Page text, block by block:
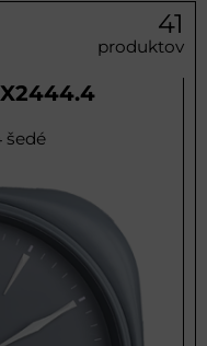
41
produktov
šedé